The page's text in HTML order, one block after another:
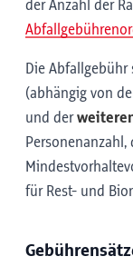
der Anzahl der
Die Abfallgebühr
(abhängig von
und der
für Rest- und